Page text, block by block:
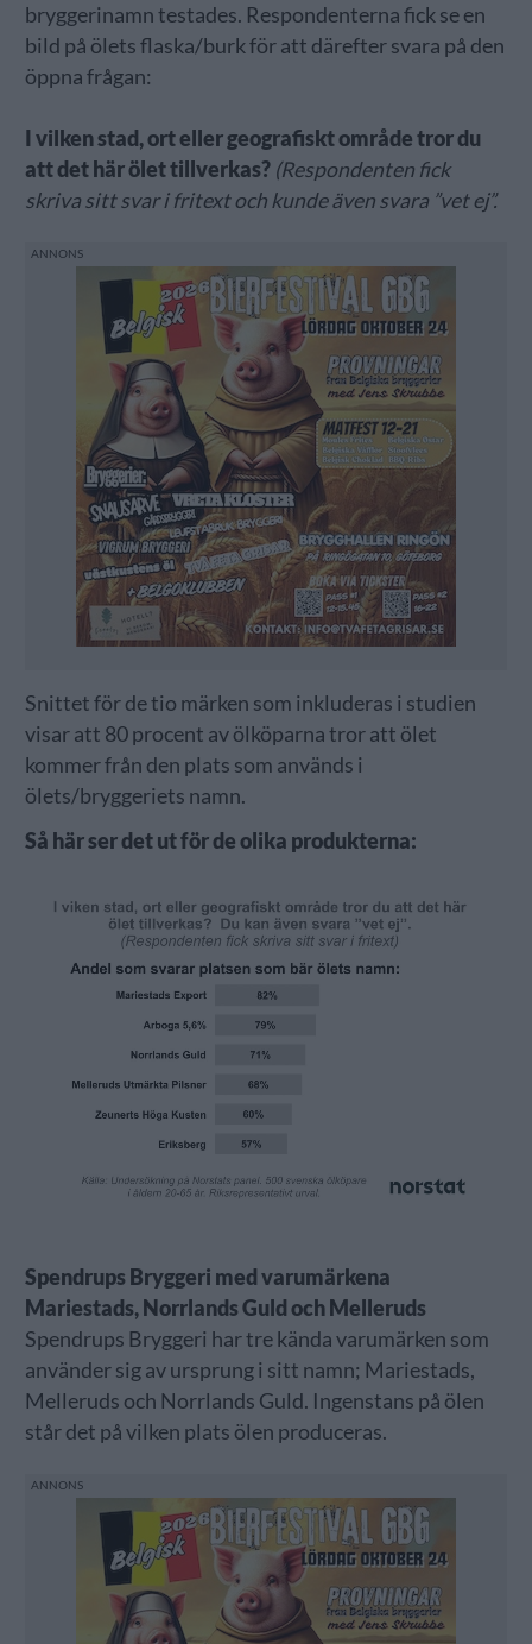
bryggerinamn testades. Respondenterna fick se en
bild på ölets flaska/burk för att därefter svara på den
öppna frågan:
I vilken stad, ort eller geografiskt område tror du
att det här ölet tillverkas? (Respondenten fick
skriva sitt svar i fritext och kunde även svara ”vet ej”.
Snittet för de tio märken som inkluderas i studien
visar att 80 procent av ölköparna tror att ölet
kommer från den plats som används i
ölets/bryggeriets namn.
Så här ser det ut för de olika produkterna:
Spendrups Bryggeri med varumärkena
Mariestads, Norrlands Guld och Melleruds
Spendrups Bryggeri har tre kända varumärken som
använder sig av ursprung i sitt namn; Mariestads,
Melleruds och Norrlands Guld. Ingenstans på ölen
står det på vilken plats ölen produceras.